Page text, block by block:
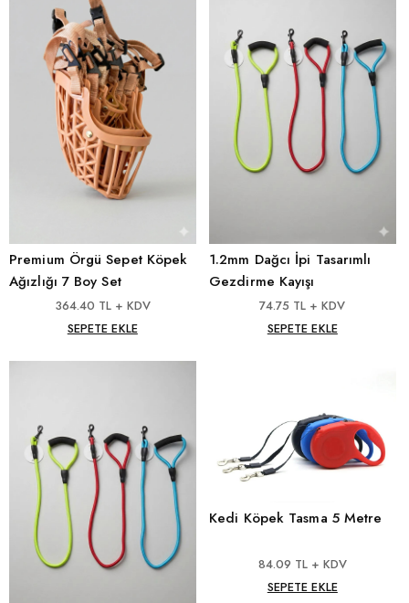
Premium Örgü Sepet Köpek
Ağızlığı 7 Boy Set
364.40 TL + KDV
SEPETE EKLE
1.2mm Dağcı İpi Tasarımlı
Gezdirme Kayışı
74.75 TL + KDV
SEPETE EKLE
Kedi Köpek Tasma 5 Metre
84.09 TL + KDV
SEPETE EKLE